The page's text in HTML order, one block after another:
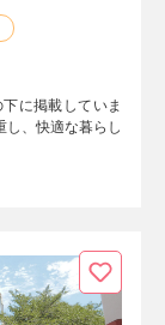
に掲載していま
し、快適な暮らし